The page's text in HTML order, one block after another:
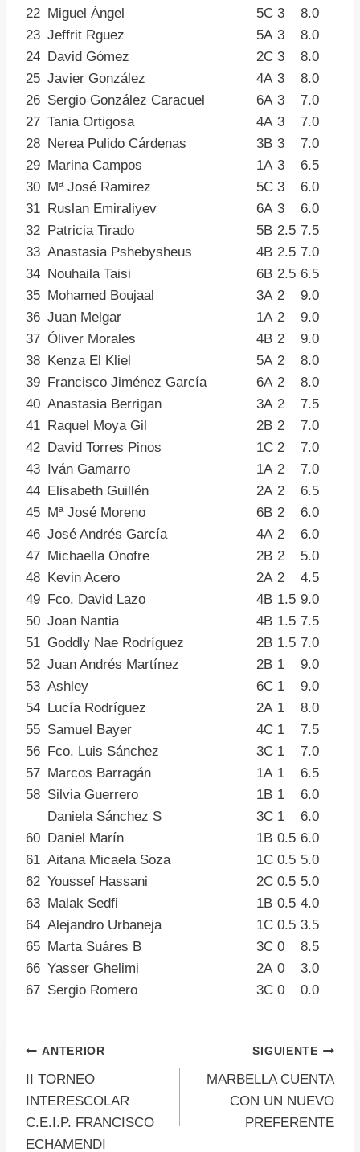
22 Miguel Ángel 5C 3
8.0
23 Jeffrit Rguez 5A 3
8.0
24 David Gómez 2C 3
8.0
25 Javier González 4A 3
8.0
26 Sergio González Caracuel 6A 3
7.0
27 Tania Ortigosa 4A 3
7.0
28 Nerea Pulido Cárdenas 3B 3
7.0
29 Marina Campos 1A 3
6.5
30 Mª José Ramirez 5C 3
6.0
31 Ruslan Emiraliyev 6A 3
6.0
32 Patricia Tirado 5B 2.5 7.5
33 Anastasia Pshebysheus 4B 2.5 7.0
34 Nouhaila Taisi 6B 2.5 6.5
35 Mohamed Boujaal 3A 2
9.0
36 Juan Melgar 1A 2
9.0
37 Óliver Morales 4B 2
9.0
38 Kenza El Kliel 5A 2
8.0
39 Francisco Jiménez García 6A 2
8.0
40 Anastasia Berrigan 3A 2
7.5
41 Raquel Moya Gil 2B 2
7.0
42 David Torres Pinos 1C 2
7.0
43 Iván Gamarro 1A 2
7.0
44 Elisabeth Guillén 2A 2
6.5
45 Mª José Moreno 6B 2
6.0
46 José Andrés García 4A 2
6.0
47 Michaella Onofre 2B 2
5.0
48 Kevin Acero 2A 2
4.5
49 Fco. David Lazo 4B 1.5 9.0
50 Joan Nantia 4B 1.5 7.5
51 Goddly Nae Rodríguez 2B 1.5 7.0
52 Juan Andrés Martínez 2B 1
9.0
53 Ashley 6C 1
9.0
54 Lucía Rodríguez 2A 1
8.0
55 Samuel Bayer 4C 1
7.5
56 Fco. Luis Sánchez 3C 1
7.0
57 Marcos Barragán 1A 1
6.5
58 Silvia Guerrero 1B 1
6.0
Daniela Sánchez S
3C 1
6.0
60 Daniel Marín 1B 0.5 6.0
61 Aitana Micaela Soza 1C 0.5 5.0
62 Youssef Hassani 2C 0.5 5.0
63 Malak Sedfi 1B 0.5 4.0
64 Alejandro Urbaneja 1C 0.5 3.5
65 Marta Suáres B 3C 0
8.5
66 Yasser Ghelimi 2A 0
3.0
67 Sergio Romero 3C 0 0.0
Navegación
de
ANTERIOR
II TORNEO
INTERESCOLAR
C.E.I.P. FRANCISCO
ECHAMENDI
SIGUIENTE
MARBELLA CUENTA
CON UN NUEVO
PREFERENTE